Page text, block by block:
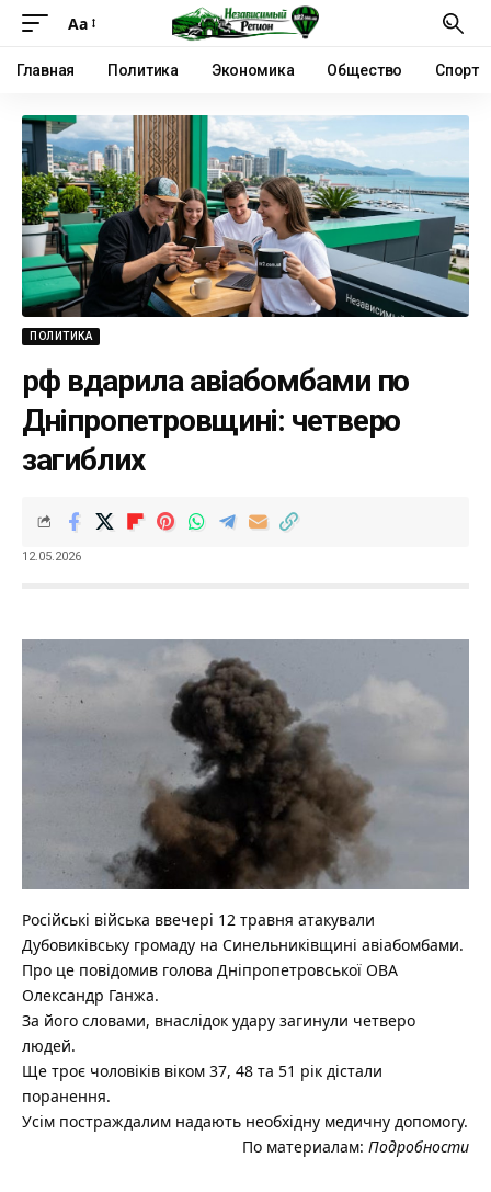
Аа
Главная Политика Экономика Общество Спорт
ПОЛИТИКА
рф вдарила авіабомбами по
Дніпропетровщині: четверо
загиблих
12.05.2026
Російські війська ввечері 12 травня атакували
Дубовиківську громаду на Синельниківщині авіабомбами.
Про це повідомив голова Дніпропетровської ОВА
Олександр Ганжа.
За його словами, внаслідок удару загинули четверо
людей.
Ще троє чоловіків віком 37, 48 та 51 рік дістали
поранення.
Усім постраждалим надають необхідну медичну допомогу.
По материалам: Подробности